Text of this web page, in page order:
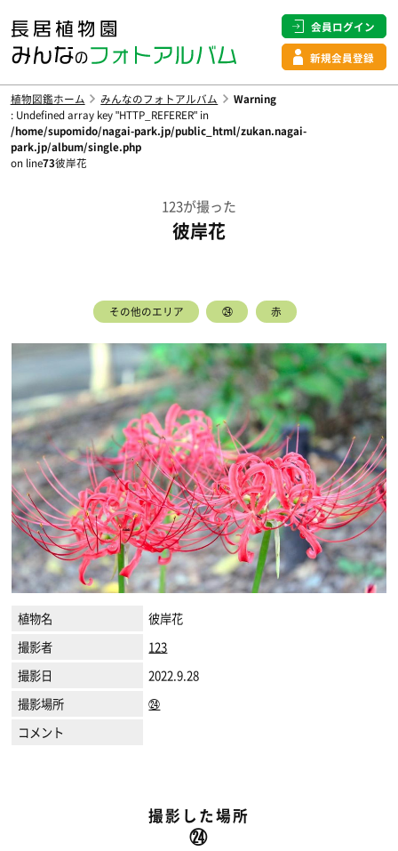
会員ログイン
新規会員登録
植物図鑑ホーム みんなのフォトアルバム
Warning
: Undefined array key "HTTP_REFERER" in
/home/supomido/nagai-park.jp/public_html/zukan.nagai-
park.jp/album/single.php
on line73彼岸花
123が撮った
彼岸花
その他のエリア ㉔ 赤
植物名
彼岸花
撮影者
123
撮影日
2022.9.28
撮影場所
㉔
コメント
撮影した場所
㉔